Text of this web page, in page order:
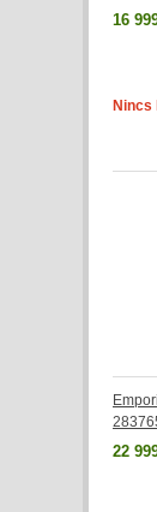
16
Nincs
22